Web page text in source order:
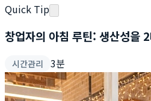
Quick Tip
창업자의 아침 루틴: 생산성을
시간관리 3분